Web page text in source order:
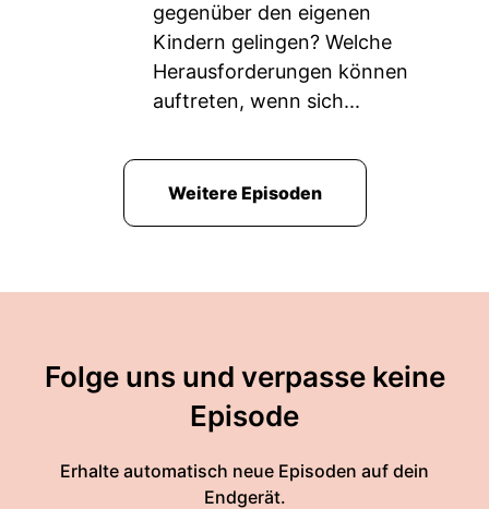
gegenüber den eigenen
Kindern gelingen? Welche
Herausforderungen können
auftreten, wenn sich...
Weitere Episoden
Folge uns und verpasse keine
Episode
Erhalte automatisch neue Episoden auf dein
Endgerät.